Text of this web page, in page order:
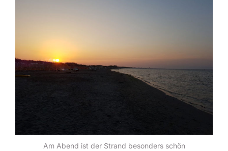
Am Abend ist der Strand besonders schön